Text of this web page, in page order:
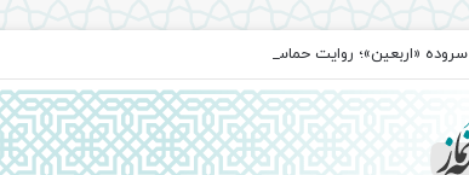
سروده‌ «اربعین»؛ روایت حماسه، استقامت و تمدن‌سازی امت اسلامی